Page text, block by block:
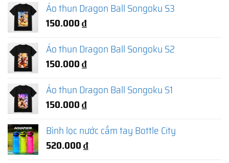
Áo thun Dragon Ball Songoku S3
150.000₫
Áo thun Dragon Ball Songoku S2
150.000₫
Áo thun Dragon Ball Songoku S1
150.000₫
Bình lọc nước cầm tay Bottle City
520.000₫